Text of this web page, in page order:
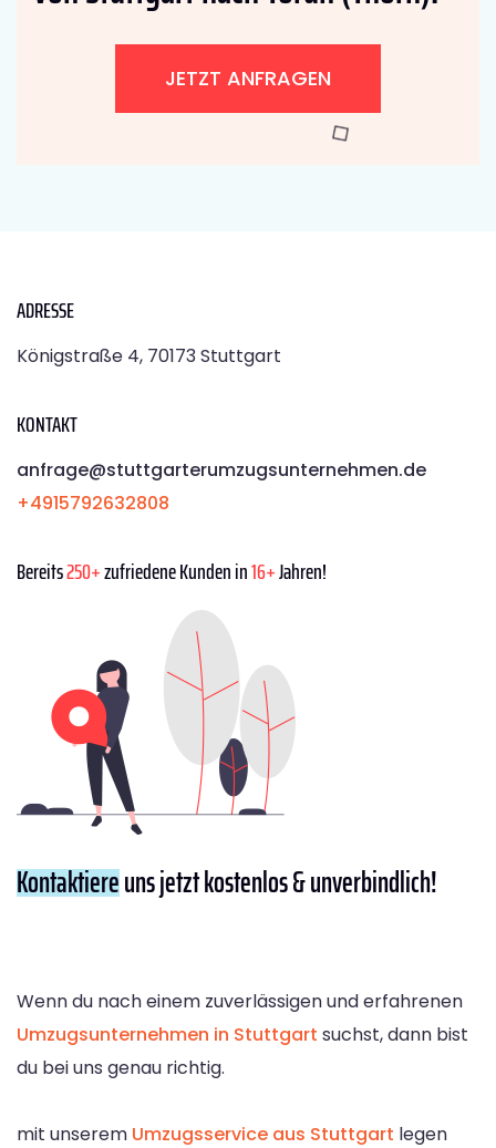
JETZT ANFRAGEN
ADRESSE
Königstraße 4, 70173 Stuttgart
KONTAKT
anfrage@stuttgarterumzugsunternehmen.de
+4915792632808
Bereits250+zufriedene Kunden in16+Jahren!
Kontaktiereuns jetzt kostenlos & unverbindlich!
Wenn du nach einem zuverlässigen und erfahrenen
Umzugsunternehmen in Stuttgart suchst, dann bist
du bei uns genau richtig.
mit unserem Umzugsservice aus Stuttgart legen